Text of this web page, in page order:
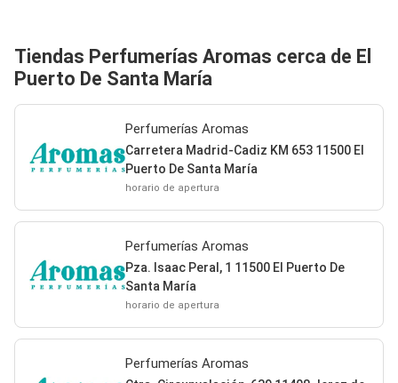
Tiendas Perfumerías Aromas cerca de El
Puerto De Santa María
Perfumerías Aromas
Carretera Madrid-Cadiz KM 653 11500 El
Puerto De Santa María
horario de apertura
Perfumerías Aromas
Pza. Isaac Peral, 1 11500 El Puerto De
Santa María
horario de apertura
Perfumerías Aromas